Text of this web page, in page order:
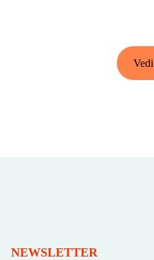
NEWSLETTER